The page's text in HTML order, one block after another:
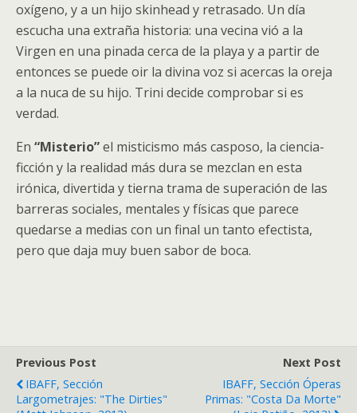
oxígeno, y a un hijo skinhead y retrasado. Un día
escucha una extraña historia: una vecina vió a la
Virgen en una pinada cerca de la playa y a partir de
entonces se puede oir la divina voz si acercas la oreja
a la nuca de su hijo. Trini decide comprobar si es
verdad.
En “Misterio”el misticismo más casposo, la ciencia-
ficción y la realidad más dura se mezclan en esta
irónica, divertida y tierna trama de superación de las
barreras sociales, mentales y físicas que parece
quedarse a medias con un final un tanto efectista,
pero que daja muy buen sabor de boca.
Previous Post
IBAFF, Sección
Largometrajes: "The Dirties"
Next Post
IBAFF, Sección Óperas
Primas: "Costa Da Morte"